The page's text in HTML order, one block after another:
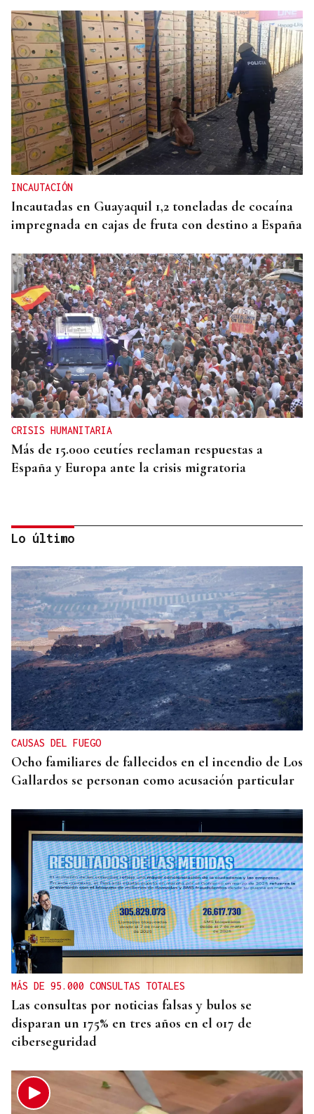
INCAUTACIÓN
Incautadas en Guayaquil 1,2 toneladas de cocaína
impregnada en cajas de fruta con destino a España
CRISIS HUMANITARIA
Más de 15.000 ceutíes reclaman respuestas a
España y Europa ante la crisis migratoria
TOMA DE POSESIÓN
De la Espriella toma posesión de su nuevo
gabinete para poner en marcha la "Patria Milagro"
Lo último
CAUSAS DEL FUEGO
Ocho familiares de fallecidos en el incendio de Los
Gallardos se personan como acusación particular
MÁS DE 95.000 CONSULTAS TOTALES
Las consultas por noticias falsas y bulos se
disparan un 175% en tres años en el 017 de
ciberseguridad